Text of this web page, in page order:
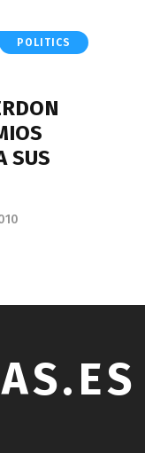
POLITICS
SUS